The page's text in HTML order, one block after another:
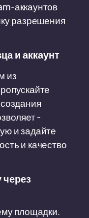
аккаунтов
разрешения
и аккаунт
из
-
и задайте
и качество
через
площадки.